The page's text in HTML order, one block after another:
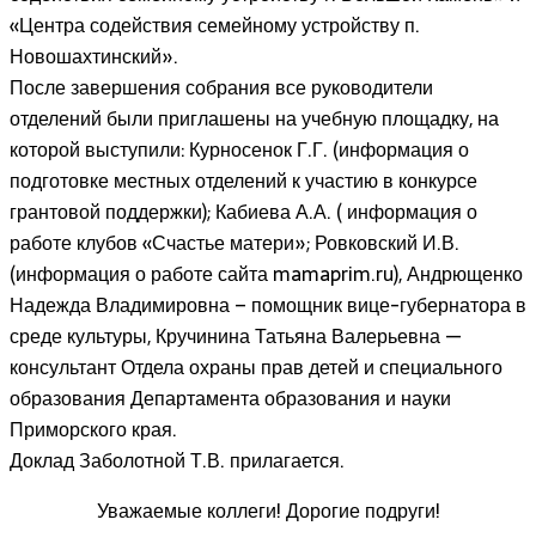
«Центра содействия семейному устройству п.
Новошахтинский».
После завершения собрания все руководители
отделений были приглашены на учебную площадку, на
которой выступили: Курносенок Г.Г. (информация о
подготовке местных отделений к участию в конкурсе
грантовой поддержки); Кабиева А.А. ( информация о
работе клубов «Счастье матери»; Ровковский И.В.
(информация о работе сайта mamaprim.ru), Андрющенко
Надежда Владимировна – помощник вице-губернатора в
среде культуры, Кручинина Татьяна Валерьевна —
консультант Отдела охраны прав детей и специального
образования Департамента образования и науки
Приморского края.
Доклад Заболотной Т.В. прилагается.
Уважаемые коллеги! Дорогие подруги!